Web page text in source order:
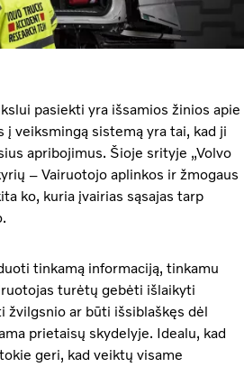
pasiekti yra išsamios žinios apie
į veiksmingą sistemą yra tai, kad ji
apribojimus. Šioje srityje „Volvo
– Vairuotojo aplinkos ir žmogaus
ko, kuria įvairias sąsajas tarp
tinkamą informaciją, tinkamu
turėtų gebėti išlaikyti
ar būti išsiblaškęs dėl
prietaisų skydelyje. Idealu, kad
geri, kad veiktų visame